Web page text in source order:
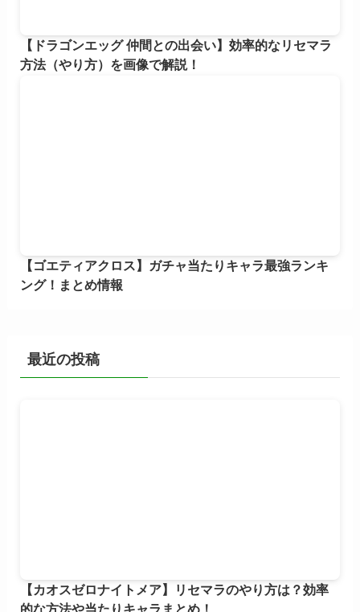
【ドラゴンエッグ 仲間との出会い】効率的なリセマラ
方法（やり方）を画像で解説！
【ゴエティアクロス】ガチャ当たりキャラ最強ランキ
ング！まとめ情報
最近の投稿
【カオスゼロナイトメア】リセマラのやり方は？効率
的な方法や当たりキャラまとめ！